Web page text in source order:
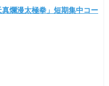
真爛漫太極拳」短期集中コー